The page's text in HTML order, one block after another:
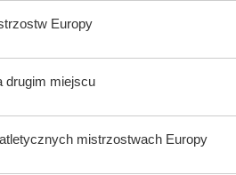
Europy
drugim miejscu
mistrzostwach Europy